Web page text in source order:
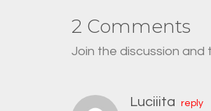
2 Comments
Join the discussion and
Luciiita reply